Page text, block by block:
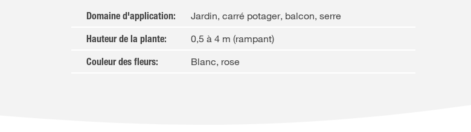
Domaine d'application: Jardin, carré potager, balcon, serre
Hauteur de la plante: 0,5 à 4 m (rampant)
Couleur des fleurs: Blanc, rose